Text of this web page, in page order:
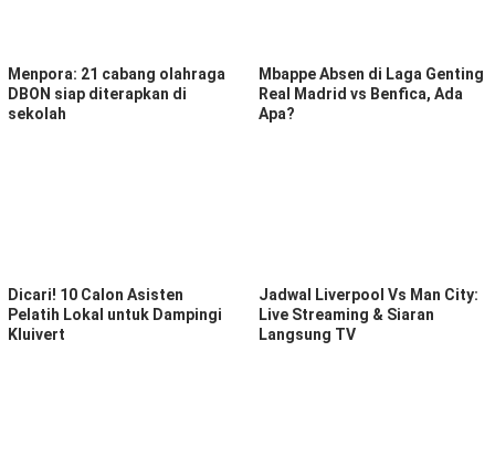
Menpora: 21 cabang olahraga
DBON siap diterapkan di
sekolah
Mbappe Absen di Laga Genting
Real Madrid vs Benfica, Ada
Apa?
Dicari! 10 Calon Asisten
Pelatih Lokal untuk Dampingi
Kluivert
Jadwal Liverpool Vs Man City:
Live Streaming & Siaran
Langsung TV